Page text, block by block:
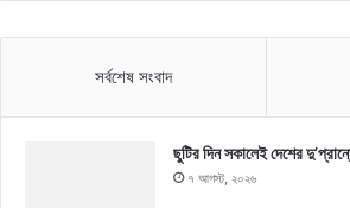
সর্বশেষ সংবাদ
ছুটির দিন সকালেই দেশের
৭ আগস্ট, ২০২৬